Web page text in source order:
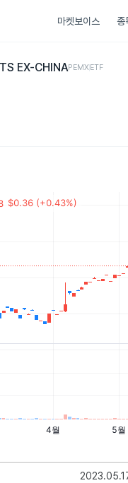
마켓보이스 종
EX-CHINAPEMXETF